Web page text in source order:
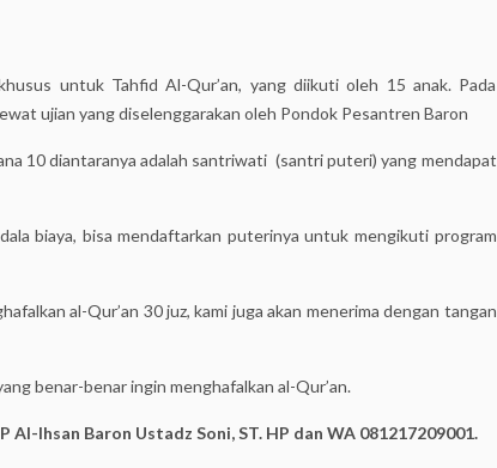
untuk Tahfid Al-Qur’an, yang diikuti oleh 15 anak. Pada
ujian yang diselenggarakan oleh Pondok Pesantren Baron
10 diantaranya adalah santriwati (santri puteri) yang mendapat
biaya, bisa mendaftarkan puterinya untuk mengikuti program
al-Qur’an 30 juz, kami juga akan menerima dengan tangan
benar-benar ingin menghafalkan al-Qur’an.
Al-Ihsan Baron Ustadz Soni, ST. HP dan WA 081217209001.